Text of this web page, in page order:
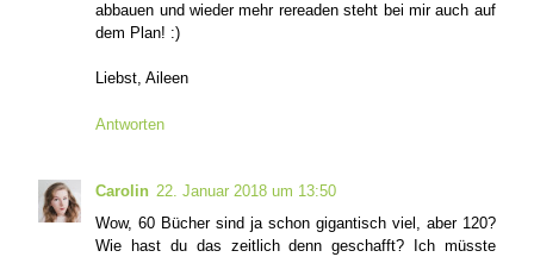
abbauen und wieder mehr rereaden steht bei mir auch auf
dem Plan! :)
Liebst, Aileen
Antworten
Carolin 22. Januar 2018 um 13:50
Wow, 60 Bücher sind ja schon gigantisch viel, aber 120?
Wie hast du das zeitlich denn geschafft? Ich müsste